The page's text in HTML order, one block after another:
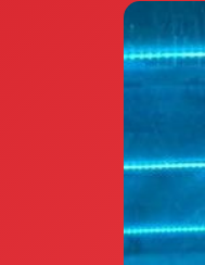
Scopri
Le
La